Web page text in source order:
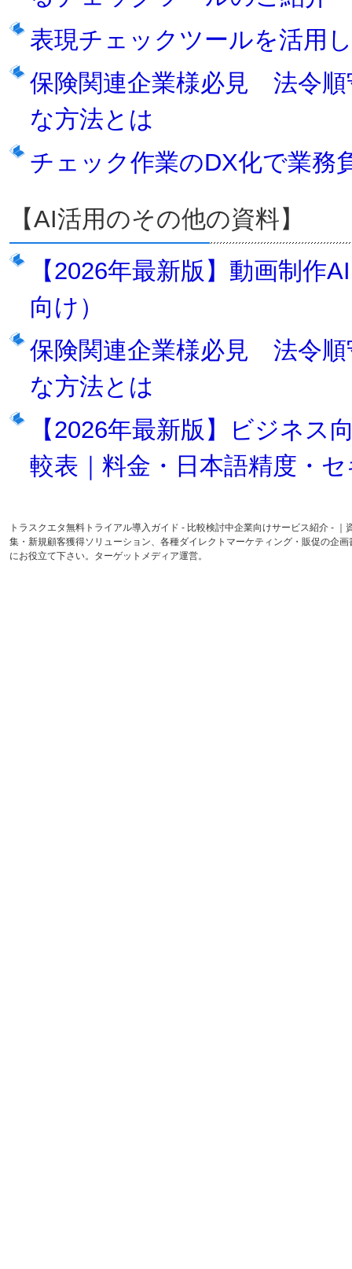
表現チェックツールを活用
保険関連企業様必見 法令順
な方法とは
チェック作業のDX化で業務
【AI活用のその他の資料】
【2026年最新版】動画制作
向け）
保険関連企業様必見 法令順
な方法とは
【2026年最新版】ビジネス
較表｜料金・日本語精度・
トラスクエタ無料トライアル導入ガイド - 比較検討中企業向けサービス紹介 -
集・新規顧客獲得ソリューション、各種ダイレクトマーケティング・販促の企
にお役立て下さい。ターゲットメディア運営。